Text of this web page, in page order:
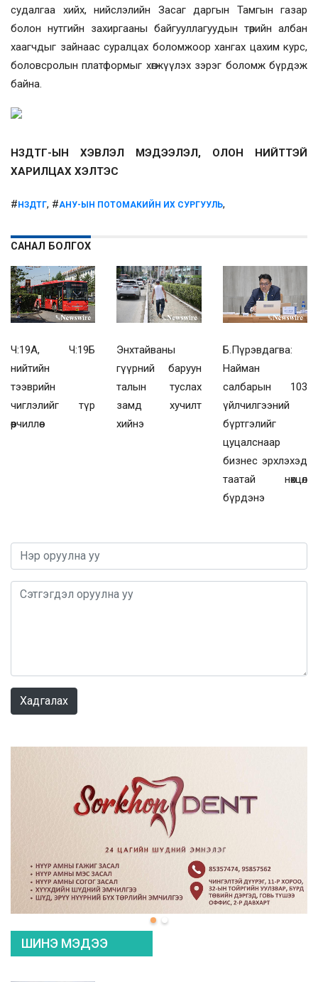
судалгаа хийх, нийслэлийн Засаг даргын Тамгын газар
болон нутгийн захиргааны байгууллагуудын төрийн албан
хаагчдыг зайнаас суралцах боломжоор хангах цахим курс,
боловсролын платформыг хөгжүүлэх зэрэг боломж бүрдэж
байна.
НЗДТГ-ЫН ХЭВЛЭЛ МЭДЭЭЛЭЛ, ОЛОН НИЙТТЭЙ
ХАРИЛЦАХ ХЭЛТЭС
# НЗДТГ, #АНУ-ЫН ПОТОМАКИЙН ИХ СУРГУУЛЬ,
САНАЛ БОЛГОХ
Ч:19А, Ч:19Б
нийтийн
тээврийн
чиглэлийг түр
өөрчиллөө
Энхтайваны
гүүрний баруун
талын туслах
замд хучилт
хийнэ
Б.Пүрэвдагва:
Найман
салбарын 103
үйлчилгээний
бүртгэлийг
цуцалснаар
бизнес эрхлэхэд
таатай нөхцөл
бүрдэнэ
Хадгалах
ШИНЭ МЭДЭЭ